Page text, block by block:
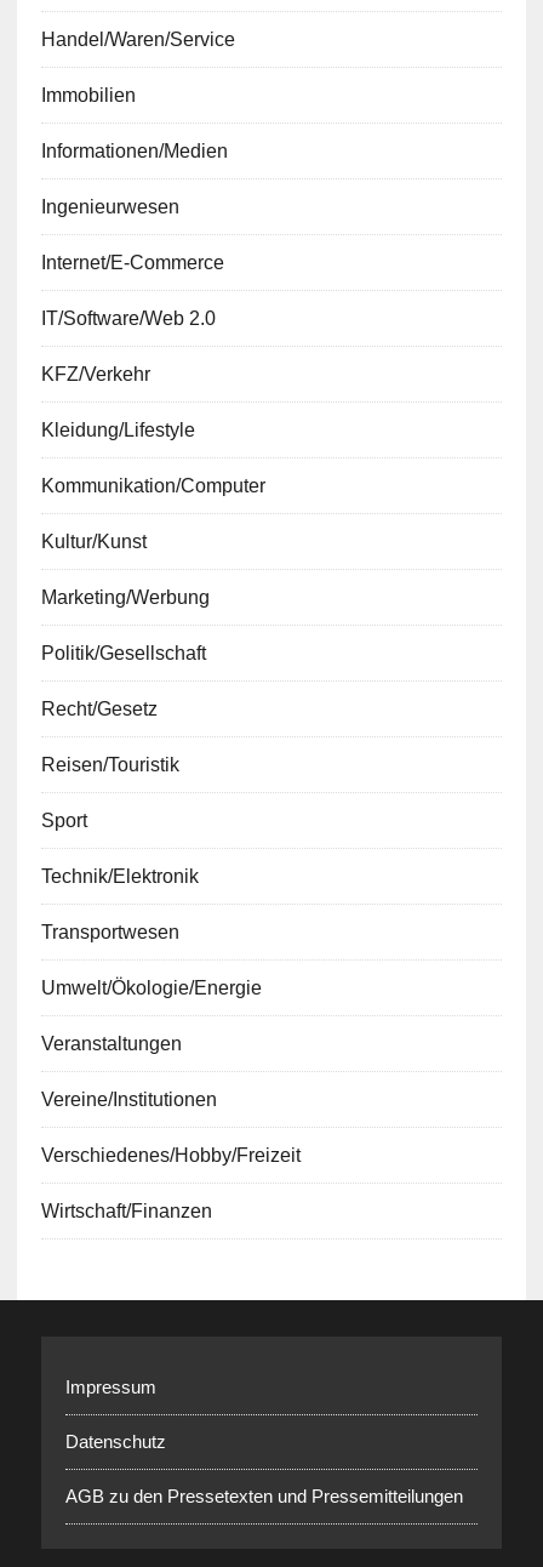
Handel/Waren/Service
Immobilien
Informationen/Medien
Ingenieurwesen
Internet/E-Commerce
IT/Software/Web 2.0
KFZ/Verkehr
Kleidung/Lifestyle
Kommunikation/Computer
Kultur/Kunst
Marketing/Werbung
Politik/Gesellschaft
Recht/Gesetz
Reisen/Touristik
Sport
Technik/Elektronik
Transportwesen
Umwelt/Ökologie/Energie
Veranstaltungen
Vereine/Institutionen
Verschiedenes/Hobby/Freizeit
Wirtschaft/Finanzen
Impressum
Datenschutz
AGB zu den Pressetexten und Pressemitteilungen